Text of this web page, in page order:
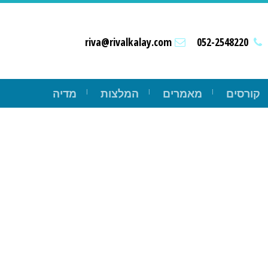
riva@rivalkalay.com 052-2548220
קורסים מאמרים המלצות מדיה